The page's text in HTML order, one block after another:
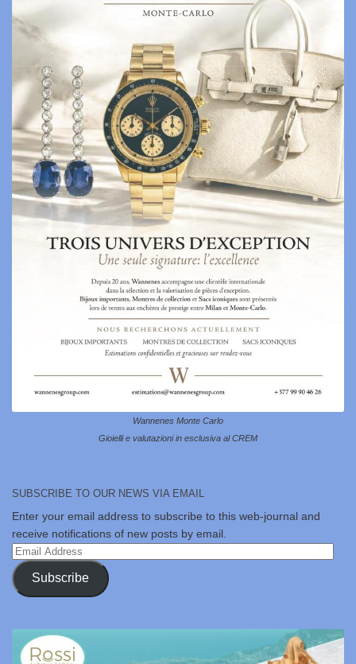
Wannenes Monte Carlo
Gioielli e valutazioni in esclusiva al CREM
SUBSCRIBE TO OUR NEWS VIA EMAIL
Enter your email address to subscribe to this web-journal and
receive notifications of new posts by email.
Email
Address
Subscribe